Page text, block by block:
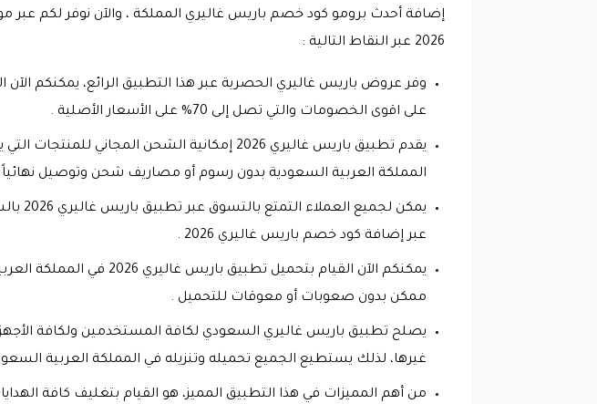
إضافة أحدث برومو كود خصم باريس غاليري المملكة ، والآن نوفر لكم عبر
2026 عبر النقاط التالية :
وفر عروض باريس غاليري الحصرية عبر هذا التطبيق الرائع، يمكنكم
على اقوى الخصومات والتي تصل إلى 70% على الأسعار الأصلية .
المملكة العربية السعودية بدون رسوم أو مصاريف شحن وتوصيل نهائياً
يمكن
عبر إضافة كود خصم باريس غاليري 2026 .
يمكنكم الآن القيام
ممكن بدون صعوبات أو معوقات للتحميل .
يصلح تطبيق باريس غاليري السعودي لكافة المستخدمين ولكافة
غيرها، لذلك يستطيع الجميع تحميله وتنزيله في المملكة العربية
من أهم المميزات في هذا التطبيق المميز، هو القيام بتغليف كافة